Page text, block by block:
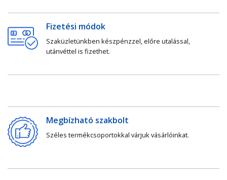
Fizetési módok
Szaküzletünkben készpénzzel, előre utalással,
utánvéttel is fizethet.
Megbízható szakbolt
Széles termékcsoportokkal várjuk vásárlóinkat.